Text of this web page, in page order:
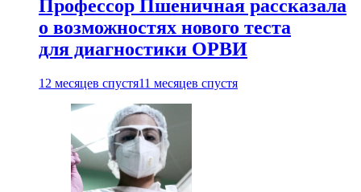
Профессор Пшеничная рассказала
о возможностях нового теста
для диагностики ОРВИ
12 месяцев спустя11 месяцев спустя